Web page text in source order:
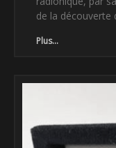
de la découverte
Plus...